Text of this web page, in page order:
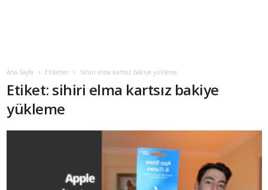
Ana Sayfa Etiketler Sihiri elma kartsız bakiye yükleme
Etiket: sihiri elma kartsız bakiye
yükleme